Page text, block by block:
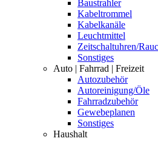
Baustrahler
Kabeltrommel
Kabelkanäle
Leuchtmittel
Zeitschaltuhren/
Sonstiges
Auto | Fahrrad | Freizeit
Autozubehör
Autoreinigung/Öle
Fahrradzubehör
Gewebeplanen
Sonstiges
Haushalt